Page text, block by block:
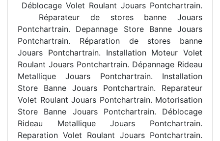
Déblocage Volet Roulant Jouars Pontchartrain.
Réparateur de stores banne Jouars
Pontchartrain. Depannage Store Banne Jouars
Pontchartrain. Réparation de stores banne
Jouars Pontchartrain. Installation Moteur Volet
Roulant Jouars Pontchartrain. Dépannage Rideau
Metallique Jouars Pontchartrain. Installation
Store Banne Jouars Pontchartrain. Reparateur
Volet Roulant Jouars Pontchartrain. Motorisation
Store Banne Jouars Pontchartrain. Déblocage
Rideau Metallique Jouars Pontchartrain.
Reparation Volet Roulant Jouars Pontchartrain.